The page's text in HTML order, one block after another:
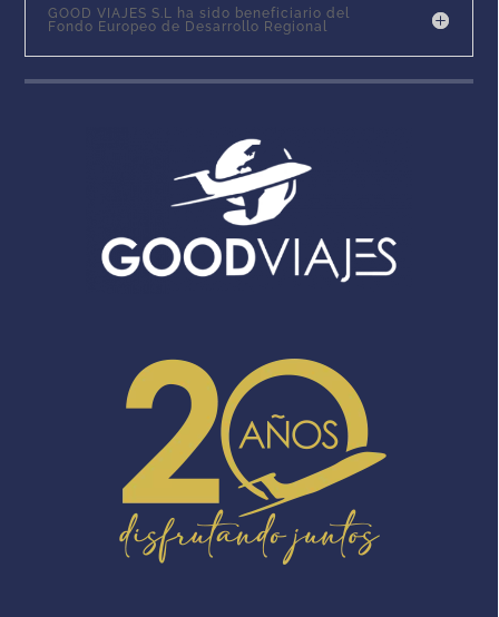
GOOD VIAJES S.L ha sido beneficiario del
Fondo Europeo de Desarrollo Regional